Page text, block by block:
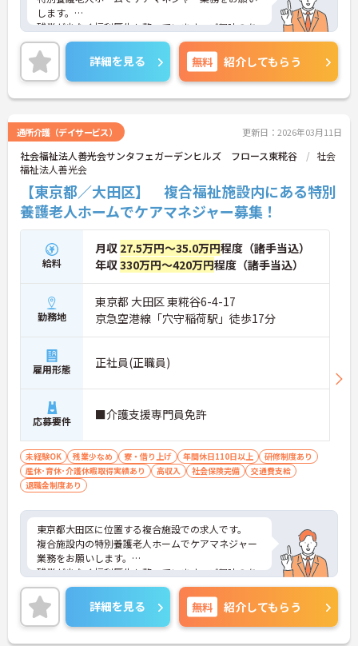
します。
残業が少なく福利厚生も整っています。ご興味のあ
る方はお気軽にお問い合わせ下さい。
詳細を見る 無料 紹介してもらう
通所介護（デイサービス） 更新日：2026年03月11日
社会福祉法人善光会サンタフェガーデンヒルズ フロース東糀谷
社会
福祉法人善光会
【東京都／大田区】 複合福祉施設内にある特別
養護老人ホームでケアマネジャー募集！
給料
月収 27.5万円～35.0万円程度（諸手当込）
年収330万円～420万円程度（諸手当込）
勤務地
東京都 大田区 東糀谷6-4-17
京急空港線「穴守稲荷駅」徒歩17分
雇用形態 正社員(正職員)
応募要件 ■介護支援専門員免許
未経験OK 残業少なめ 寮・借り上げ 年間休日110日以上
研修制度あり
産休･育休･介護休暇取得実績あり
高収入 社会保険完備
交通費支給
退職金制度あり
東京都大田区に位置する複合施設での求人です。
複合施設内の特別養護老人ホームでケアマネジャー
業務をお願いします。
残業が少なく福利厚生も整っています。ご興味のあ
る方はお気軽にお問い合わせ下さい。
詳細を見る 無料 紹介してもらう